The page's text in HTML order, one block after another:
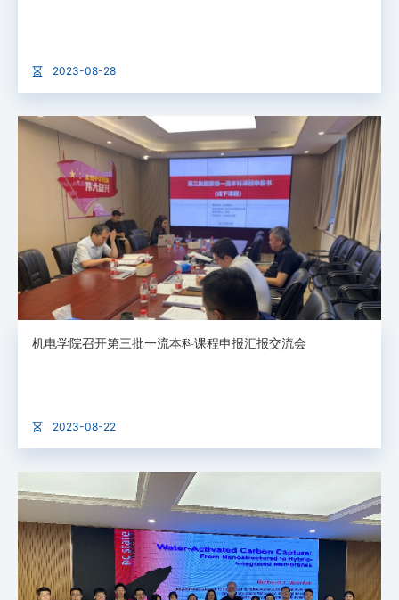
2023-08-28
机电学院召开第三批一流本科课程申报汇报交流会
2023-08-22